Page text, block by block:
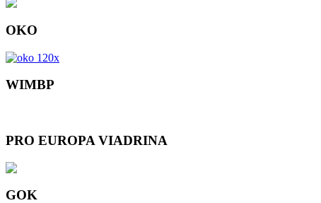
OKO
WIMBP
PRO EUROPA VIADRINA
GOK